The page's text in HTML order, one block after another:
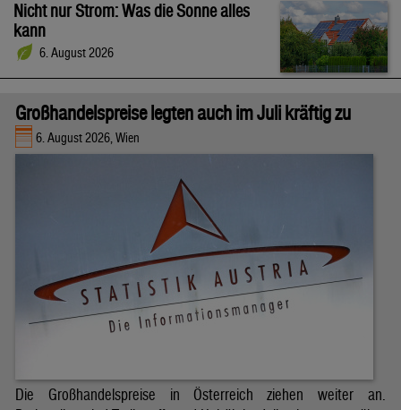
Nicht nur Strom: Was die Sonne alles
kann
6. August 2026
Großhandelspreise legten auch im Juli kräftig zu
6. August 2026, Wien
Die Großhandelspreise in Österreich ziehen weiter an.